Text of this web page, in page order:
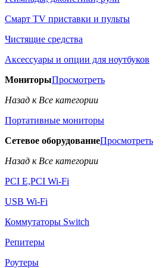
Смарт TV приставки и пульты
Чистящие средства
Аксессуары и опции для ноутбуков
МониторыПросмотреть
Назад к Все категории
Портативные мониторы
Сетевое оборудованиеПросмотреть
Назад к Все категории
PCI E,PCI Wi-Fi
USB Wi-Fi
Коммутаторы Switch
Репитеры
Роутеры